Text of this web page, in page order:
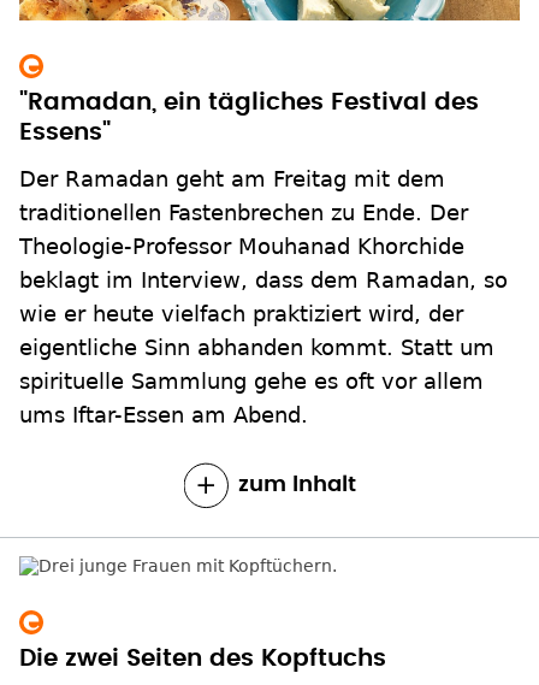
"Ramadan, ein tägliches Festival des
Essens"
Der Ramadan geht am Freitag mit dem
traditionellen Fastenbrechen zu Ende. Der
Theologie-Professor Mouhanad Khorchide
beklagt im Interview, dass dem Ramadan, so
wie er heute vielfach praktiziert wird, der
eigentliche Sinn abhanden kommt. Statt um
spirituelle Sammlung gehe es oft vor allem
ums Iftar-Essen am Abend.
zum Inhalt
Die zwei Seiten des Kopftuchs